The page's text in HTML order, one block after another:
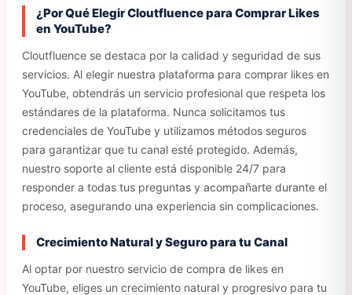
¿Por Qué Elegir Cloutfluence para Comprar Likes
en YouTube?
Cloutfluence se destaca por la calidad y seguridad de sus
servicios. Al elegir nuestra plataforma para comprar likes en
YouTube, obtendrás un servicio profesional que respeta los
estándares de la plataforma. Nunca solicitamos tus
credenciales de YouTube y utilizamos métodos seguros
para garantizar que tu canal esté protegido. Además,
nuestro soporte al cliente está disponible 24/7 para
responder a todas tus preguntas y acompañarte durante el
proceso, asegurando una experiencia sin complicaciones.
Crecimiento Natural y Seguro para tu Canal
Al optar por nuestro servicio de compra de likes en
YouTube, eliges un crecimiento natural y progresivo para tu